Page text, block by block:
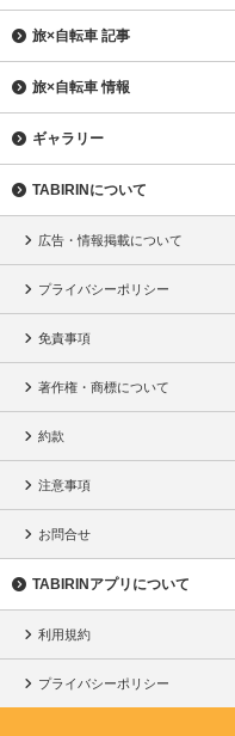
旅×自転車 記事
旅×自転車 情報
ギャラリー
TABIRINについて
広告・情報掲載について
プライバシーポリシー
免責事項
著作権・商標について
約款
注意事項
お問合せ
TABIRINアプリについて
利用規約
プライバシーポリシー